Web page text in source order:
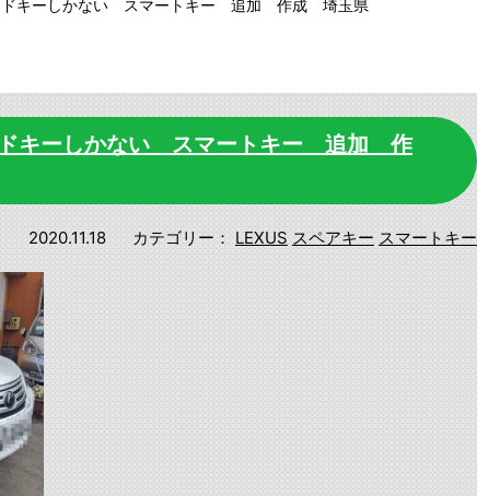
キーしかない スマートキー 追加 作成 埼玉県
キーしかない スマートキー 追加 作
2020.11.18 カテゴリー： LEXUS スペアキー スマートキー